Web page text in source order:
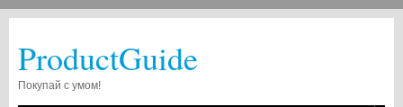
ProductGuide
Покупай с умом!